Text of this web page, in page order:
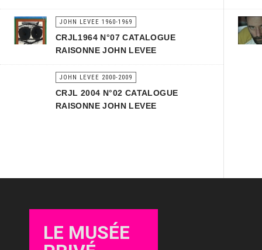
JOHN LEVEE 1960-1969
CRJL1964 N°07 CATALOGUE
RAISONNE JOHN LEVEE
JOHN LEVEE 2000-2009
CRJL 2004 N°02 CATALOGUE
RAISONNE JOHN LEVEE
LE MUSÉE